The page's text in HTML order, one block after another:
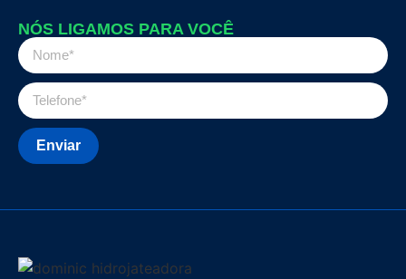
NÓS LIGAMOS PARA VOCÊ
Enviar